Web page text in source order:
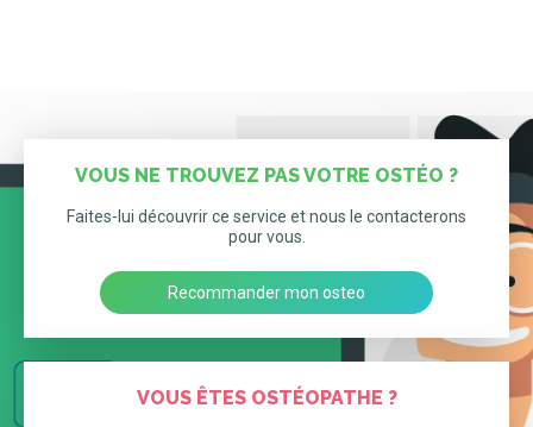
VOUS NE TROUVEZ PAS VOTRE OSTÉO ?
Faites-lui découvrir ce service et nous le contacterons
pour vous.
Recommander mon osteo
VOUS ÊTES OSTÉOPATHE ?